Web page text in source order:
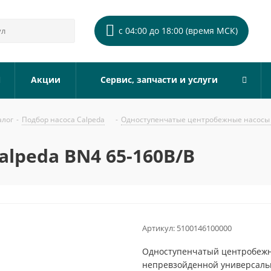
с 04:00 до 18:00 (время МСК)
Акции Сервис, запчасти и услуги
- Подбор насоса Calpeda - Одноступенчатые центробежные
BN4 65-160B/B
Артикул: 5100146100000
Одноступенчатый
непревзойденной